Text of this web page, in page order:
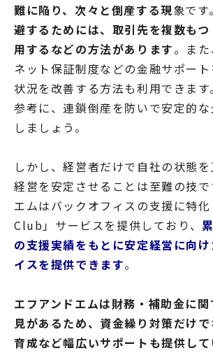
難に陥り、次々と倒産する現象です
避するためには、取引先を複数も
用するなどの方法があります。ま
ネット保証制度などの金融サポー
状況を改善する方法も利用できます
参考に、連鎖倒産を防いで安定的
しましょう。
しかし、経営者だけで自社の状態を
経営を安定させることは至難の技で
エムはバックオフィスの支援に特
Club」サービスを提供しており、
の支援実績をもとに安定経営に向
イスを提供できます。
エフアンドエムは財務・補助金に
見があるため、資金繰り対策だけで
育成など幅広いサポートも提供し